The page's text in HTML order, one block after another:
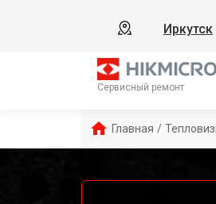
Иркутск
Сервисный ремонт
Главная /